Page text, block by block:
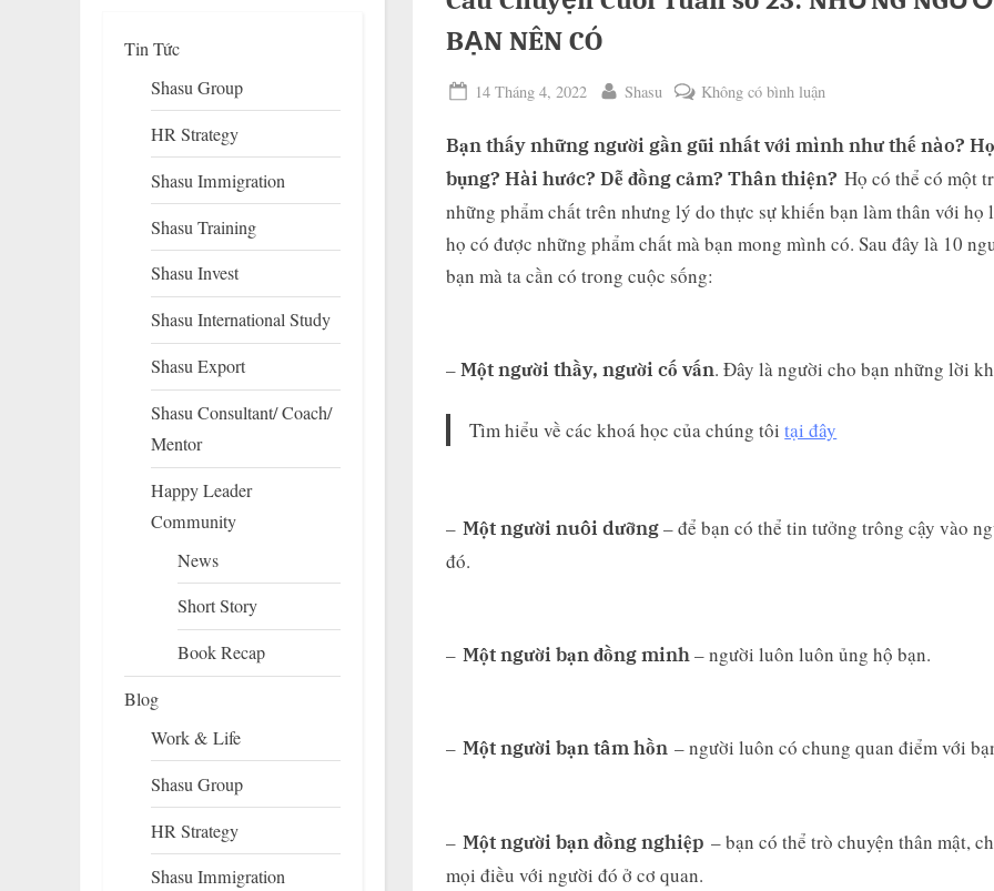
Toggle
BẠN NÊN CÓ
Posted
14 Tháng 4, 2022 By
Shasu Không có bình luận
Chuyện
Cuối
Tuần
23:
NÊN
Bạn thấy những người gần gũi nhất với mình như thế nào?
bụng? Hài hước? Dễ đồng cảm? Thân thiện? Họ có thể có một
những phẩm chất trên nhưng lý do thực sự khiến bạn làm thân với họ
họ có được những phẩm chất mà bạn mong mình có. Sau đây là 10
bạn mà ta cần có trong cuộc sống:
–Một người thầy, người cố vấn. Đây là người cho bạn những lời
Tìm hiểu về các khoá học của chúng tôitại đây
– Một người nuôi dưỡng– để bạn có thể tin tưởng trông cậy vào
đó.
– Một người bạn đồng minh– người luôn luôn ủng hộ bạn.
– Một người bạn tâm hồn – người luôn có chung quan điểm với
– Một người bạn đồng nghiệp – bạn có thể trò chuyện thân mật,
mọi điều với người đó ở cơ quan.
Tin Tức
Shasu Group
HR Strategy
Shasu Immigration
Shasu Training
Shasu Invest
Shasu International Study
Shasu Export
Shasu Consultant/ Coach/
Mentor
Happy Leader
Community
News
Short Story
Book Recap
Blog
Work & Life
Shasu Group
HR Strategy
Shasu Immigration